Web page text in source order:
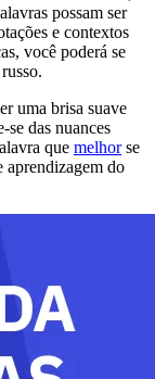
possam ser
e contextos
você poderá se
uma brisa suave
das nuances
que melhorse
aprendizagem do